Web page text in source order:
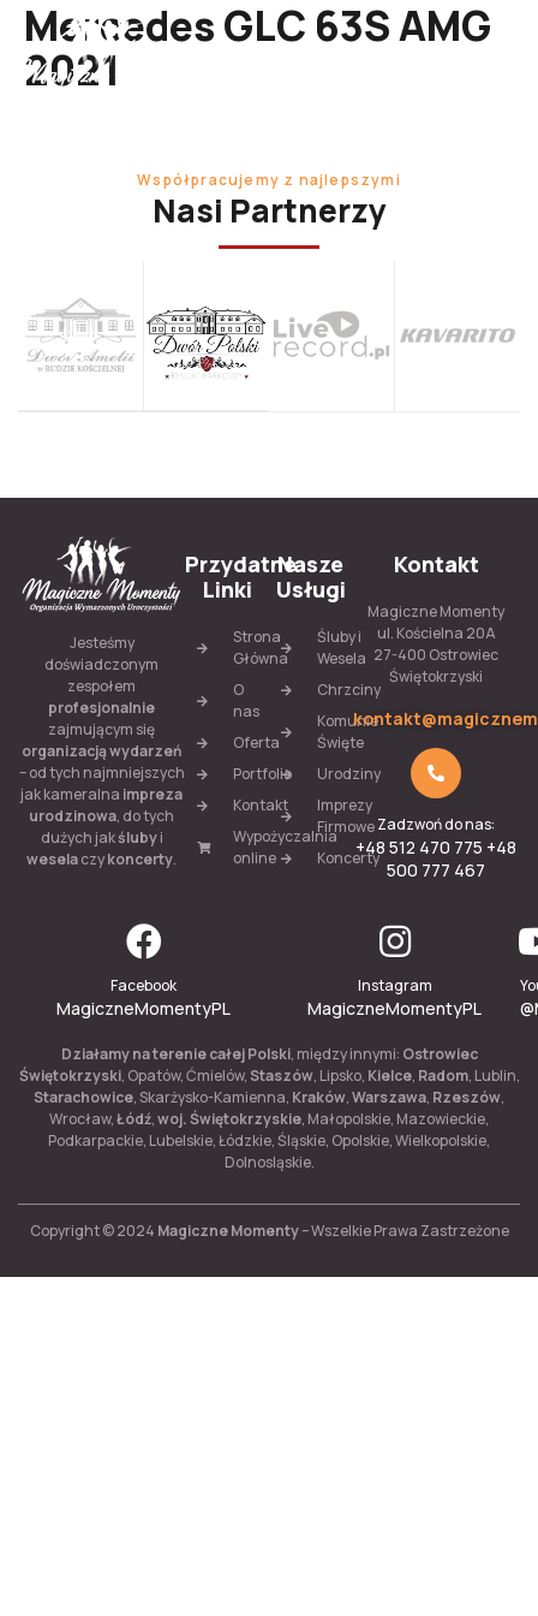
Mercedes GLC 63S AMG
2021
Współpracujemy z najlepszymi
Nasi Partnerzy
Jesteśmy
doświadczonym
zespołem
profesjonalnie
zajmującym się
organizacją wydarzeń
– od tych najmniejszych
jak kameralna impreza
urodzinowa, do tych
dużych jakślubyi
weselaczykoncerty.
Przydatne
Linki
Strona
Główna
O
nas
Oferta
Portfolio
Kontakt
Wypożyczalnia
online
Nasze
Usługi
Śluby i
Wesela
Chrzciny
Komunie
Święte
Urodziny
Imprezy
Firmowe
Koncerty
Kontakt
Magiczne Momenty
ul. Kościelna 20A
27-400 Ostrowiec
Świętokrzyski
Zadzwoń do nas:
+48 512 470 775 +48
500 777 467
Facebook
MagiczneMomentyPL
Instagram
MagiczneMomentyPL
Działamy na terenie całej Polski, między innymi: Ostrowiec
Świętokrzyski, Opatów, Ćmielów, Staszów, Lipsko, Kielce, Radom, Lublin,
Starachowice, Skarżysko-Kamienna, Kraków,Warszawa, Rzeszów,
Wrocław,Łódź,woj. Świętokrzyskie, Małopolskie, Mazowieckie,
Podkarpackie, Lubelskie, Łódzkie, Śląskie, Opolskie, Wielkopolskie,
Dolnosląskie.
Copyright © 2024 Magiczne Momenty– Wszelkie Prawa Zastrzeżone